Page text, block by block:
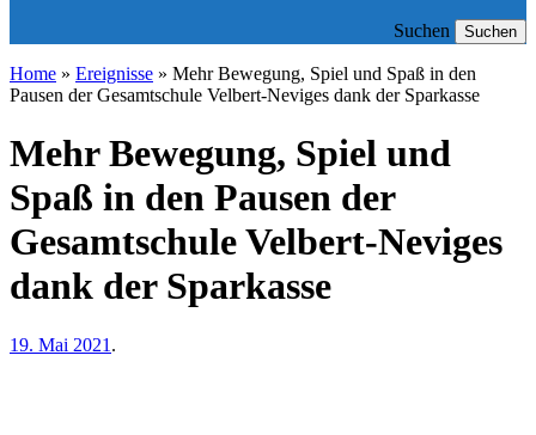
Suchen Suchen
Home » Ereignisse » Mehr Bewegung, Spiel und Spaß in den
Pausen der Gesamtschule Velbert-Neviges dank der Sparkasse
Mehr Bewegung, Spiel und
Spaß in den Pausen der
Gesamtschule Velbert-Neviges
dank der Sparkasse
19. Mai 2021 .